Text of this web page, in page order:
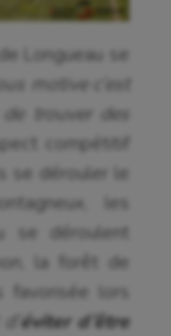
Longueau se
motive c’est
trouver des
compétitif
se dérouler le
les
se déroulent
la forêt de
favorisée lors
éviter d’être